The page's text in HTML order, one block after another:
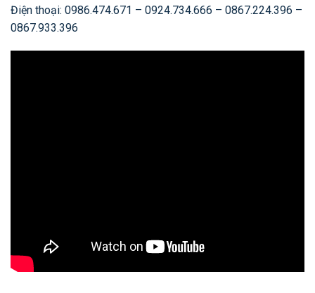
Điện thoại: 0986.474.671 – 0924.734.666 – 0867.224.396 –
0867.933.396